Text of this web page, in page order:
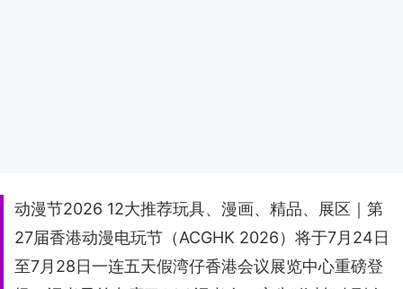
动漫节2026 12大推荐玩具、漫画、精品、展区｜第
27届香港动漫电玩节（ACGHK 2026）将于7月24日
至7月28日一连五天假湾仔香港会议展览中心重磅登